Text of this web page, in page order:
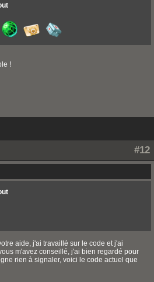
!
#12
aide, j'ai travaillé sur le code et j'ai
m'avez conseillé, j'ai bien regardé pour
rien à signaler, voici le code actuel que